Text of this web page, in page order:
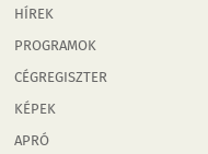
HÍREK
PROGRAMOK
CÉGREGISZTER
KÉPEK
APRÓ